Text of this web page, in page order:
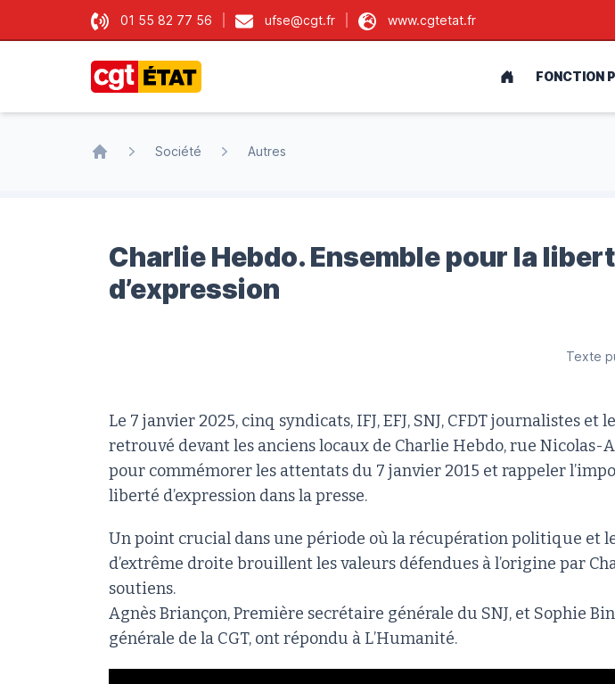
01 55 82 77 56 ufse@cgt.fr www.cgtetat.fr
ACCUEILFONCTION
Société Autres
Charlie Hebdo. Ensemble pour la
d’expression
Texte
Le 7 janvier 2025, cinq syndicats, IFJ, EFJ, SNJ, CFDT journalistes et
retrouvé devant les anciens locaux de Charlie Hebdo, rue Nicolas-
pour commémorer les attentats du 7 janvier 2015 et rappeler
liberté d’expression dans la presse.
Un point crucial dans une période où la récupération politique et
d’extrême droite brouillent les valeurs défendues à l’origine par
soutiens.
Agnès Briançon, Première secrétaire générale du SNJ, et Sophie
générale de la CGT, ont répondu à L’Humanité.